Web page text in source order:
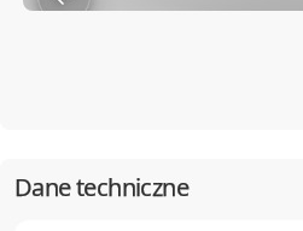
Dane techniczne